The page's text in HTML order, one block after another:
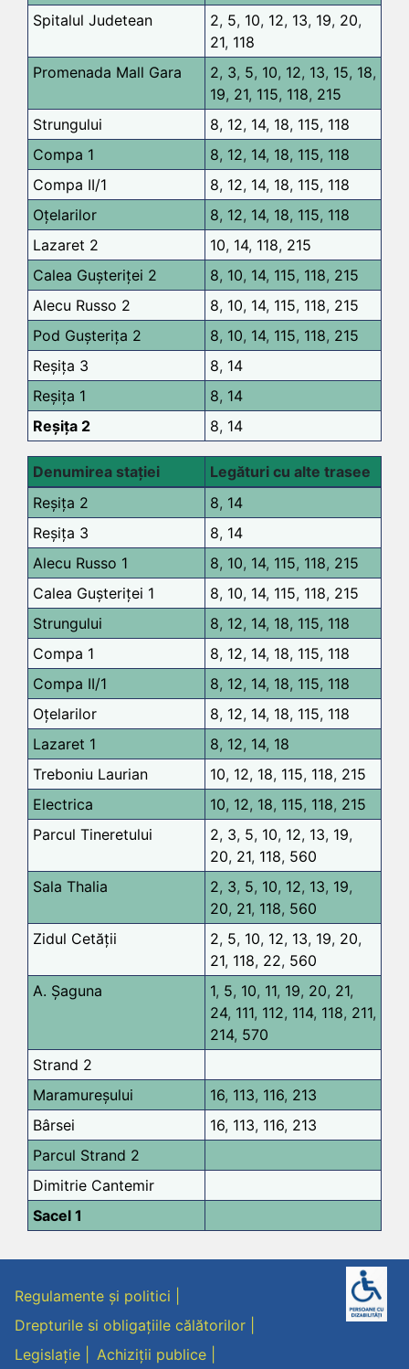
Spitalul Judetean
2, 5, 10, 12, 13, 19, 20,
21, 118
Promenada Mall Gara
2, 3, 5, 10, 12, 13, 15, 18,
19, 21, 115, 118, 215
Strungului
8, 12, 14, 18, 115, 118
Compa 1
8, 12, 14, 18, 115, 118
Compa II/1
8, 12, 14, 18, 115, 118
Oțelarilor
8, 12, 14, 18, 115, 118
Lazaret 2
10, 14, 118, 215
Calea Gușteriței 2
8, 10, 14, 115, 118, 215
Alecu Russo 2
8, 10, 14, 115, 118, 215
Pod Gușterița 2
8, 10, 14, 115, 118, 215
Reșița 3
8, 14
Reșița 1
8, 14
Reșița 2
8, 14
Denumirea stației
Legături cu alte trasee
Reșița 2
8, 14
Reșița 3
8, 14
Alecu Russo 1
8, 10, 14, 115, 118, 215
Calea Gușteriței 1
8, 10, 14, 115, 118, 215
Strungului
8, 12, 14, 18, 115, 118
Compa 1
8, 12, 14, 18, 115, 118
Compa II/1
8, 12, 14, 18, 115, 118
Oțelarilor
8, 12, 14, 18, 115, 118
Lazaret 1
8, 12, 14, 18
Treboniu Laurian
10, 12, 18, 115, 118, 215
Electrica
10, 12, 18, 115, 118, 215
Parcul Tineretului
2, 3, 5, 10, 12, 13, 19,
20, 21, 118, 560
Sala Thalia
2, 3, 5, 10, 12, 13, 19,
20, 21, 118, 560
Zidul Cetății
2, 5, 10, 12, 13, 19, 20,
21, 118, 22, 560
A. Șaguna
1, 5, 10, 11, 19, 20, 21,
24, 111, 112, 114, 118, 211,
214, 570
Strand 2
Maramureșului
16, 113, 116, 213
Bârsei
16, 113, 116, 213
Parcul Strand 2
Dimitrie Cantemir
Sacel 1
Regulamente și politici
Drepturile si obligațiile călătorilor
Legislație
Achiziții publice